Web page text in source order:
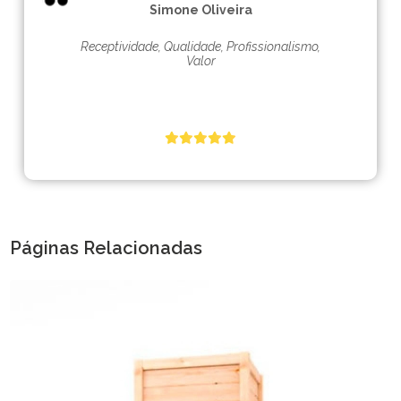
Simone Oliveira
Receptividade, Qualidade, Profissionalismo,
Valor
Páginas Relacionadas